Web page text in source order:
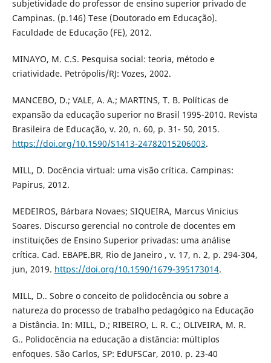
subjetividade do professor de ensino superior privado de
Campinas. (p.146) Tese (Doutorado em Educação).
Faculdade de Educação (FE), 2012.
MINAYO, M. C.S. Pesquisa social: teoria, método e
criatividade. Petrópolis/RJ: Vozes, 2002.
MANCEBO, D.; VALE, A. A.; MARTINS, T. B. Políticas de
expansão da educação superior no Brasil 1995-2010. Revista
Brasileira de Educação, v. 20, n. 60, p. 31- 50, 2015.
https://doi.org/10.1590/S1413-24782015206003.
MILL, D. Docência virtual: uma visão crítica. Campinas:
Papirus, 2012.
MEDEIROS, Bárbara Novaes; SIQUEIRA, Marcus Vinicius
Soares. Discurso gerencial no controle de docentes em
instituições de Ensino Superior privadas: uma análise
crítica. Cad. EBAPE.BR, Rio de Janeiro , v. 17, n. 2, p. 294-304,
jun, 2019. https://doi.org/10.1590/1679-395173014.
MILL, D.. Sobre o conceito de polidocência ou sobre a
natureza do processo de trabalho pedagógico na Educação
a Distância. In: MILL, D.; RIBEIRO, L. R. C.; OLIVEIRA, M. R.
G.. Polidocência na educação a distância: múltiplos
enfoques. São Carlos, SP: EdUFSCar, 2010. p. 23-40